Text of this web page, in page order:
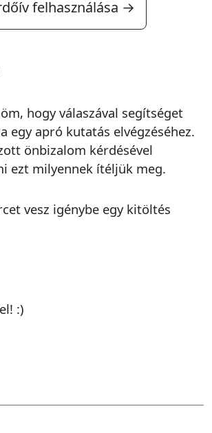
felhasználása →
hogy válaszával segítséget
egy apró kutatás elvégzéséhez.
önbizalom kérdésével
ezt milyennek ítéljük meg.
vesz igénybe egy kitöltés
:)